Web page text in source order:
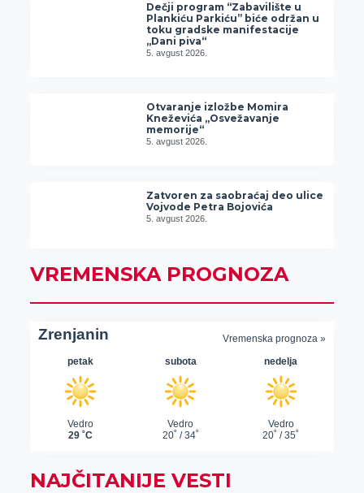
Dečji program “Zabavilište u
Plankiću Parkiću” biće održan u
toku gradske manifestacije
„Dani piva“
5. avgust 2026.
Otvaranje izložbe Momira
Kneževića „Osvežavanje
memorije“
5. avgust 2026.
Zatvoren za saobraćaj deo ulice
Vojvode Petra Bojovića
5. avgust 2026.
VREMENSKA PROGNOZA
NAJČITANIJE VESTI